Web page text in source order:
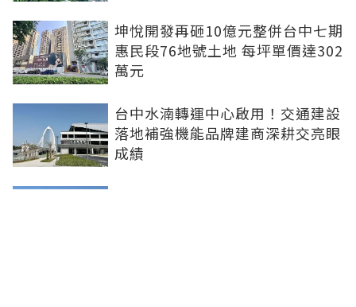
坤悅開發再砸10億元整併台中七期
惠民段76地號土地 每坪單價達302
萬元
台中水湳轉運中心啟用！交通建設
落地補強機能品牌建商深耕交亮眼
成績